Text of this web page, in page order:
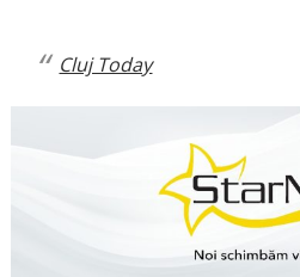
Cluj Today